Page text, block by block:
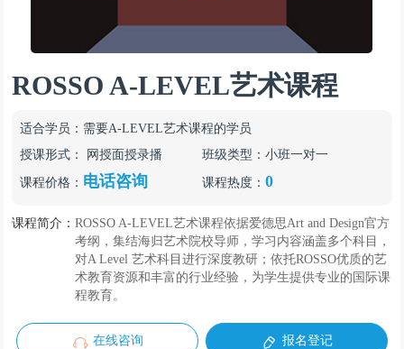
ROSSO A-LEVEL艺术课程
适合学员： 需要A-LEVEL艺术课程的学员
授课形式：
网授面授录播 班级类型： 小班一对一
课程价格： 电话咨询 课程热度： 0
课程简介：ROSSO A-LEVEL艺术课程依据爱德思Art and Design官方
考纲，集结海归艺术院校导师，学习内容涵盖多个科目，
对A Level 艺术科目进行深度教研；依托ROSSO优质的艺
术教育资源和丰富的行业经验，为学生提供专业的国际课
程教育。
在线咨询 报名登记